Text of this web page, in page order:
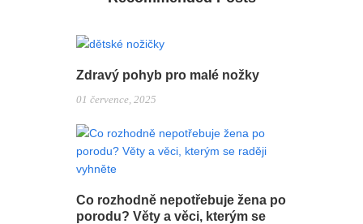
Zdravý pohyb pro malé nožky
01 července, 2025
Co rozhodně nepotřebuje žena po
porodu? Věty a věci, kterým se